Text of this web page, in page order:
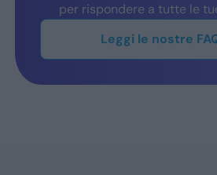
per rispondere a tutte le
Leggi le nostre